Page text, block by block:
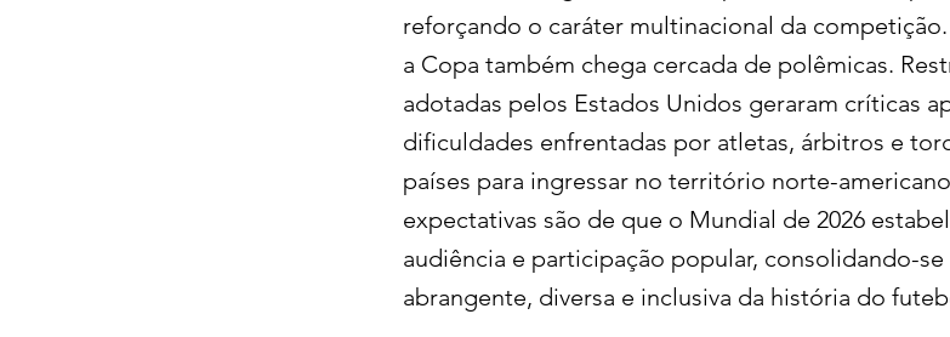
reforçando o caráter multinacional da
a Copa também chega cercada de polêmicas.
adotadas pelos Estados Unidos geraram críticas
dificuldades enfrentadas por atletas, árbitros e
países para ingressar no território norte-
expectativas são de que o Mundial de 2026
audiência e participação popular, consolidando-
abrangente, diversa e inclusiva da história do